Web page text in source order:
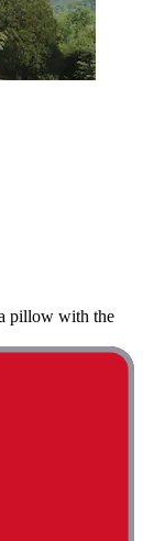
pillow with the